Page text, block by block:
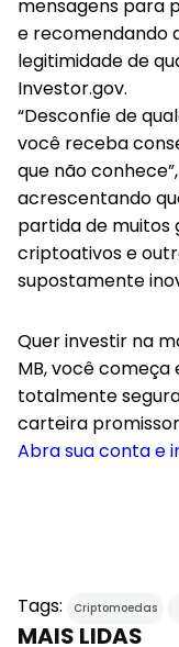
mensagens para
e recomendando
legitimidade de
Investor.gov.
“Desconfie de
você receba
que não
acrescentando
partida de muitos
criptoativos e
supostamente
Quer investir na
MB, você
totalmente
carteira
Abra sua conta e
Tags: Criptomoedas
MAIS LIDAS